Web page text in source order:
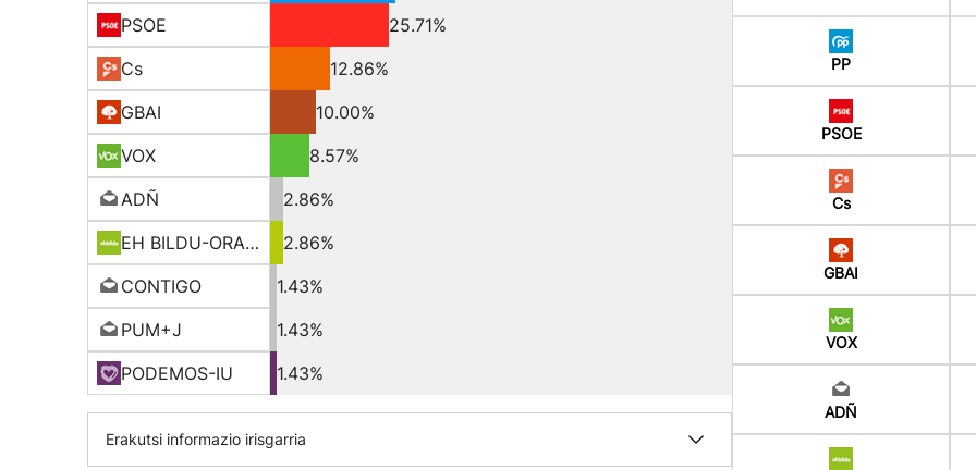
PSOE
25.71%
Cs
12.86%
GBAI
10.00%
VOX
8.57%
ADÑ
2.86%
EH BILDU-ORAIN ERREP
2.86%
CONTIGO
1.43%
PUM+J
1.43%
PODEMOS-IU
1.43%
Erakutsi informazio irisgarria
PP
PSOE
Cs
GBAI
VOX
ADÑ